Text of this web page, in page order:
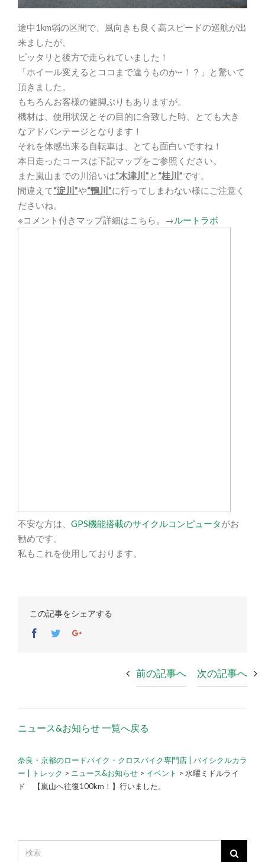
途中1km弱の区間で、風向きも良く高スピードの巡航が出
来ましたが、
ピッタリと後方で走られていました！
「ホイール変えるとココまで違うものか~！？」と驚いて
頂きました。
もちろんお客様の健脚ぶりもありますが。
機材は、使用状況とその目的に合致した時、とても大き
なアドバンテージとなります！
それを体感出来る自転車は、とても面白いですね！
本日走ったコースは下記マップをご参照ください。
また嵐山までの川沿いは“木津川”と “桂川”です。
間違えて“淀川”や“鴨川”に行ってしまわない様にご注意く
ださいね。
※コメント付きマップ詳細はこちら。→ルートラボ
不安な方は、 GPS機能搭載のサイクルコンピュータがお
勧めです。
私もこれを使用しております。
この記事をシェアする
Facebook
TwitterGoogle+
前の記事へ 次の記事へ
ニュース&お知らせ 一覧へ戻る
奈良・京都のロードバイク・クロスバイク専門店 | バイシクルカラ
ー | トレック > ニュース&お知らせ > イベント > 水曜ミドルライ
ド 【嵐山へ往復100km！】行いました。